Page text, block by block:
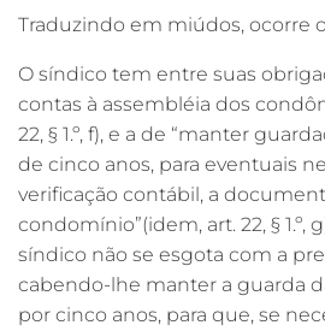
Traduzindo em miúdos, ocorre
O síndico tem entre suas
contas à assembléia dos
22, § 1.º, f), e a de “manter
de cinco anos, para eventuais
verificação contábil, a
condomínio”(idem, art. 22, § 1.º,
síndico não se esgota com a
cabendo-lhe manter a guarda
por cinco anos, para que, se